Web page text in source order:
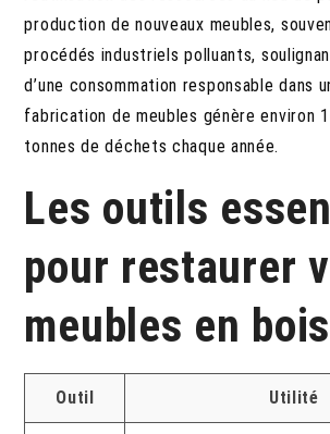
production de nouveaux meubles,
procédés industriels polluants,
d’une consommation responsable dans
fabrication de meubles génère environ
tonnes de déchets chaque année.
Les outils
pour restaurer
meubles en bois
Outil Utilité